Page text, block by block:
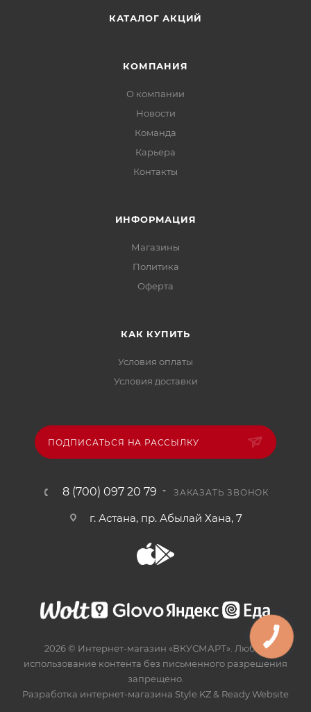
КАТАЛОГ АКЦИЙ
КОМПАНИЯ
О компании
Новости
Команда
Карьера
Контакты
ИНФОРМАЦИЯ
Магазины
Политика
Офертa
КАК КУПИТЬ
Условия оплаты
Условия доставки
ПОДПИСАТЬСЯ НА РАССЫЛКУ
8 (700) 097 20 79 ЗАКАЗАТЬ ЗВОНОК
г. Астана, пр. Абылай Хана, 7
2026 © Интернет-магазин «ВКУСМАРТ». Любое
использование контента без письменного разрешения
запрещено.
Разработка интернет-магазина Style.KZ& Ready.Website